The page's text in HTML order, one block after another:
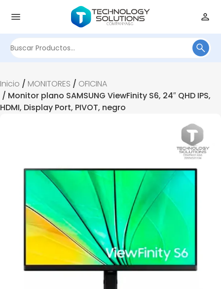
Inicio / MONITORES / OFICINA
/ Monitor plano SAMSUNG ViewFinity S6, 24″ QHD IPS,
HDMI, Display Port, PIVOT, negro